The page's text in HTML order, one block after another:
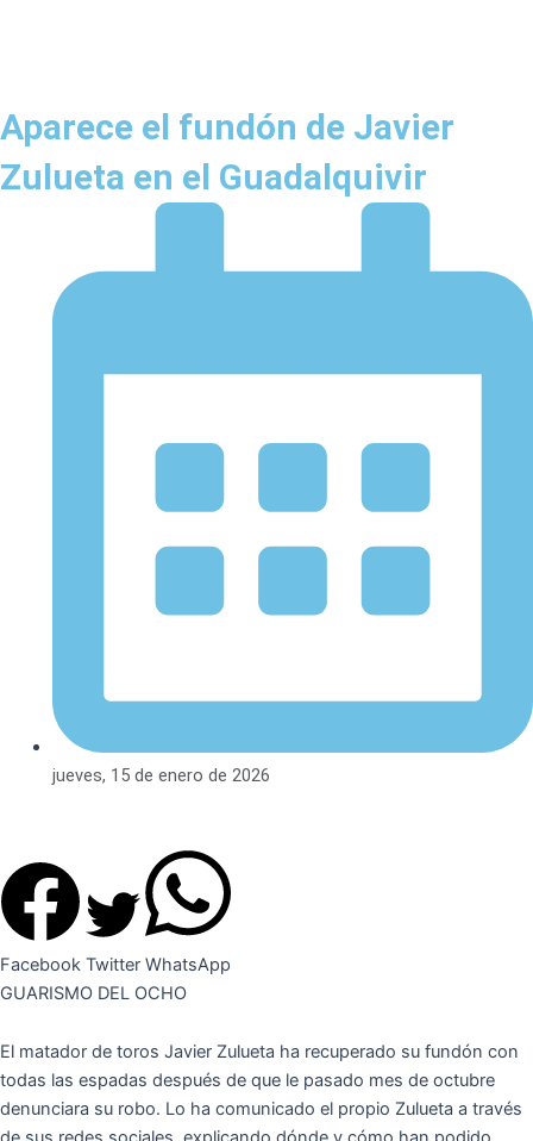
Aparece el fundón de Javier
Zulueta en el Guadalquivir
jueves, 15 de enero de 2026
Facebook Twitter WhatsApp
GUARISMO DEL OCHO
El matador de toros Javier Zulueta ha recuperado su fundón con
todas las espadas después de que le pasado mes de octubre
denunciara su robo. Lo ha comunicado el propio Zulueta a través